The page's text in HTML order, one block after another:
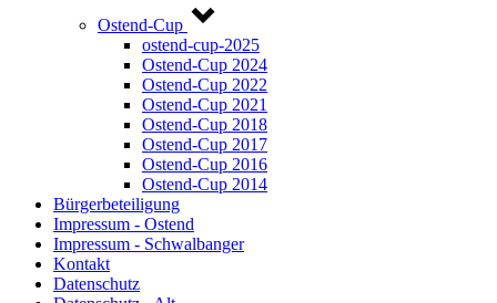
Ostend-Cup
ostend-cup-2025
Ostend-Cup 2024
Ostend-Cup 2022
Ostend-Cup 2021
Ostend-Cup 2018
Ostend-Cup 2017
Ostend-Cup 2016
Ostend-Cup 2014
Bürgerbeteiligung
Impressum - Ostend
Impressum - Schwalbanger
Kontakt
Datenschutz